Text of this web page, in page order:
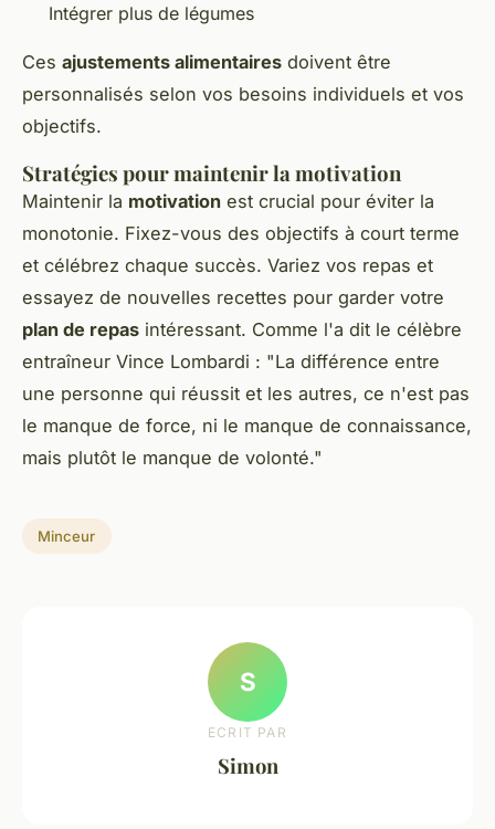
Intégrer plus de légumes
Ces ajustements alimentaires doivent être
personnalisés selon vos besoins individuels et vos
objectifs.
Stratégies pour maintenir la motivation
Maintenir la motivation est crucial pour éviter la
monotonie. Fixez-vous des objectifs à court terme
et célébrez chaque succès. Variez vos repas et
essayez de nouvelles recettes pour garder votre
plan de repas intéressant. Comme l'a dit le célèbre
entraîneur Vince Lombardi : "La différence entre
une personne qui réussit et les autres, ce n'est pas
le manque de force, ni le manque de connaissance,
mais plutôt le manque de volonté."
Minceur
S
ECRIT PAR
Simon